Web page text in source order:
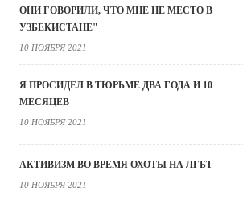
ОНИ ГОВОРИЛИ, ЧТО МНЕ НЕ МЕСТО В
УЗБЕКИСТАНЕ"
10 НОЯБРЯ 2021
Я ПРОСИДЕЛ В ТЮРЬМЕ ДВА ГОДА И 10
МЕСЯЦЕВ
10 НОЯБРЯ 2021
АКТИВИЗМ ВО ВРЕМЯ ОХОТЫ НА ЛГБТ
10 НОЯБРЯ 2021